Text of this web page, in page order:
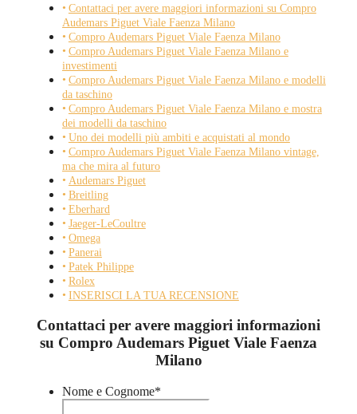
Contattaci per avere maggiori informazioni su Compro
Audemars Piguet Viale Faenza Milano
Compro Audemars Piguet Viale Faenza Milano
Compro Audemars Piguet Viale Faenza Milano e
investimenti
Compro Audemars Piguet Viale Faenza Milano e modelli
da taschino
Compro Audemars Piguet Viale Faenza Milano e mostra
dei modelli da taschino
Uno dei modelli più ambiti e acquistati al mondo
Compro Audemars Piguet Viale Faenza Milano vintage,
ma che mira al futuro
Audemars Piguet
Breitling
Eberhard
Jaeger-LeCoultre
Omega
Panerai
Patek Philippe
Rolex
INSERISCI LA TUA RECENSIONE
Contattaci per avere maggiori informazioni
su Compro Audemars Piguet Viale Faenza
Milano
Nome e Cognome*